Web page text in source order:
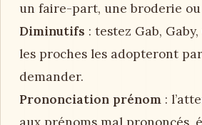
un faire-part, une broderie
Diminutifs : testez Gab,
les proches les adopteront
demander.
Prononciation prénom :